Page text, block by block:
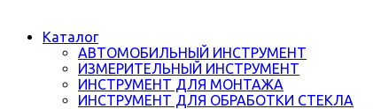
Каталог
АВТОМОБИЛЬНЫЙ ИНСТРУМЕНТ
ИЗМЕРИТЕЛЬНЫЙ ИНСТРУМЕНТ
ИНСТРУМЕНТ ДЛЯ МОНТАЖА
ИНСТРУМЕНТ ДЛЯ ОБРАБОТКИ СТЕКЛА